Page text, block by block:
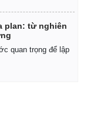
plan: từ nghiên
quan trọng để lập